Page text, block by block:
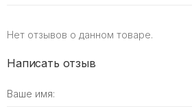
Нет отзывов о данном товаре.
Написать отзыв
Ваше имя: